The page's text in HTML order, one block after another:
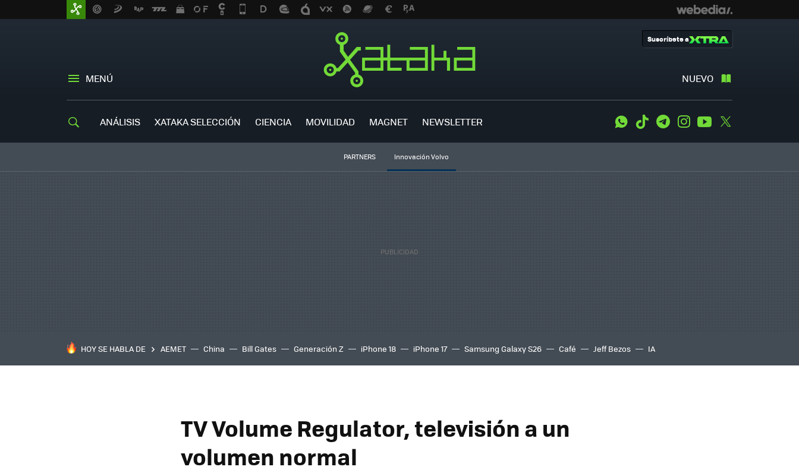
MENÚ NUEVO
Suscríbete a
ANÁLISIS XATAKA SELECCIÓN CIENCIA MOVILIDAD MAGNET NEWSLETTER WhatsApp
Tiktok TelegramInstagramYoutube
PARTNERS Innovación Volvo
HOY SE HABLA DE AEMET China Bill Gates Generación Z iPhone 18 iPhone 17 Samsung Galaxy S26 Café Jeff Bezos IA
TV Volume Regulator, televisión a un
volumen normal